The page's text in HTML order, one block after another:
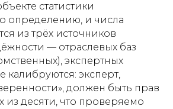
статистики
определению, и числа
из трёх источников
— отраслевых баз
экспертных
калибруются: эксперт,
должен быть прав
из десяти, что проверяемо